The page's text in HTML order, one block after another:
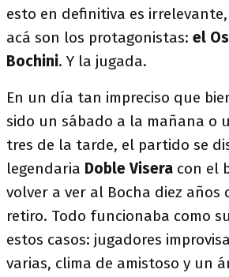
esto en definitiva es
acá son los protagonistas: el
Bochini. Y la jugada.
En un día tan impreciso que
sido un sábado a la mañana o
tres de la tarde, el partido se
legendaria Doble Visera con el
volver a ver al Bocha diez años
retiro. Todo funcionaba como
estos casos: jugadores
varias, clima de amistoso y un